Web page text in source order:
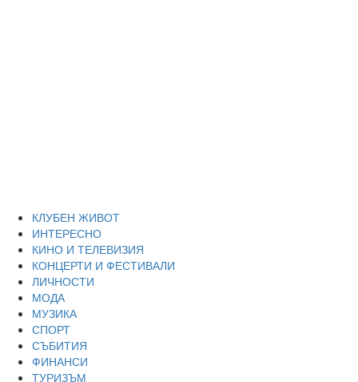
КЛУБЕН ЖИВОТ
ИНТЕРЕСНО
КИНО И ТЕЛЕВИЗИЯ
КОНЦЕРТИ И ФЕСТИВАЛИ
ЛИЧНОСТИ
МОДА
МУЗИКА
СПОРТ
СЪБИТИЯ
ФИНАНСИ
ТУРИЗЪМ